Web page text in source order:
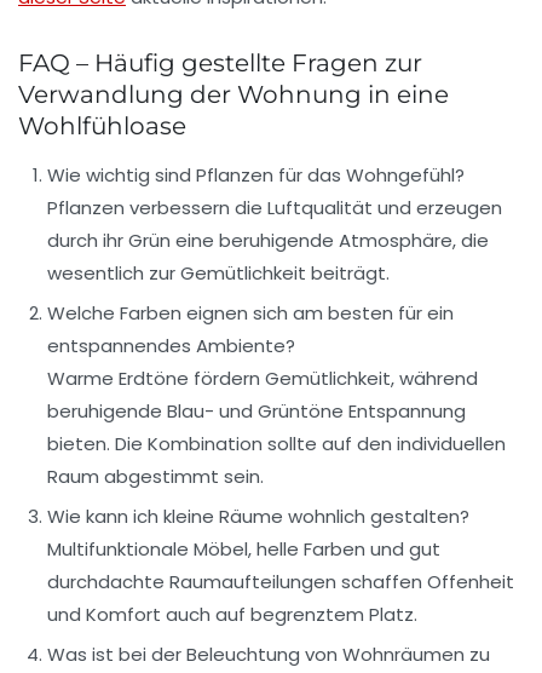
FAQ – Häufig gestellte Fragen zur
Verwandlung der Wohnung in eine
Wohlfühloase
Wie wichtig sind Pflanzen für das Wohngefühl?
Pflanzen verbessern die Luftqualität und erzeugen
durch ihr Grün eine beruhigende Atmosphäre, die
wesentlich zur Gemütlichkeit beiträgt.
Welche Farben eignen sich am besten für ein
entspannendes Ambiente?
Warme Erdtöne fördern Gemütlichkeit, während
beruhigende Blau- und Grüntöne Entspannung
bieten. Die Kombination sollte auf den individuellen
Raum abgestimmt sein.
Wie kann ich kleine Räume wohnlich gestalten?
Multifunktionale Möbel, helle Farben und gut
durchdachte Raumaufteilungen schaffen Offenheit
und Komfort auch auf begrenztem Platz.
Was ist bei der Beleuchtung von Wohnräumen zu